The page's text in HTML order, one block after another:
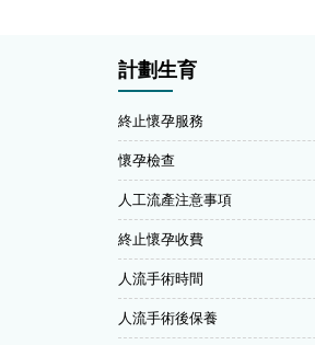
計劃生育
終止懷孕服務
懷孕檢查
人工流產注意事項
終止懷孕收費
人流手術時間
人流手術後保養